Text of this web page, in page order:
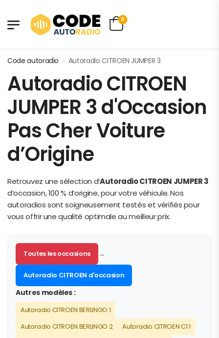
0
Code autoradio » Autoradio CITROEN JUMPER 3
Autoradio CITROEN
JUMPER 3 d'Occasion
Pas Cher Voiture
d’Origine
Retrouvez une sélection d’Autoradio CITROEN JUMPER 3
d’occasion, 100 % d’origine, pour votre véhicule. Nos
autoradios sont soigneusement testés et vérifiés pour
vous offrir une qualité optimale au meilleur prix.
Toutes les occasions →
Autoradio CITROEN d'occasion
Autres modèles :
Autoradio CITROEN BERLINGO 1
Autoradio CITROEN BERLINGO 2
Autoradio CITROEN C1 1